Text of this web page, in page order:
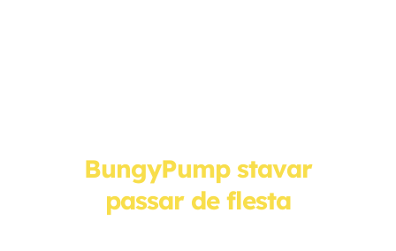
BungyPump stavar
passar de flesta